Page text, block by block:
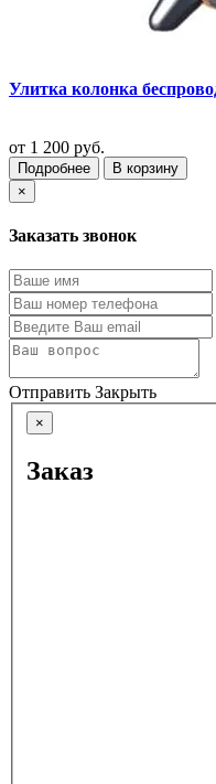
Улитка колонка
от 1 200 руб.
Подробнее
В корзину
×
Заказать звонок
Отправить Закрыть
×
Заказ